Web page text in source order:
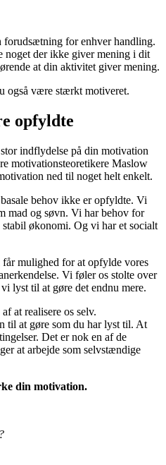
forudsætning for enhver handling.
der ikke giver mening i dit
at din aktivitet giver mening.
også være stærkt motiveret.
opfyldte
indflydelse på din motivation
motivationsteoretikere Maslow
ned til noget helt enkelt.
behov ikke er opfyldte. Vi
mad og søvn. Vi har behov for
økonomi. Og vi har et socialt
mulighed for at opfylde vores
Vi føler os stolte over
lyst til at gøre det endnu mere.
at realisere os selv.
til at gøre som du har lyst til. At
Det er nok en af de
at arbejde som selvstændige
din motivation.